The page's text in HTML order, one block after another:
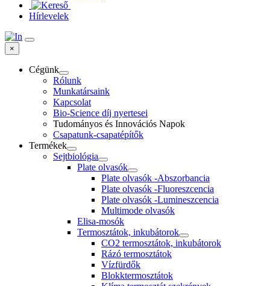
Hírlevelek
×
Cégünk
Rólunk
Munkatársaink
Kapcsolat
Bio-Science díj nyertesei
Tudományos és Innovációs Napok
Csapatunk-csapatépítők
Termékek
Sejtbiológia
Plate olvasók
Plate olvasók -Abszorbancia
Plate olvasók -Fluoreszcencia
Plate olvasók -Lumineszcencia
Multimode olvasók
Elisa-mosók
Termosztátok, inkubátorok
CO2 termosztátok, inkubátorok
Rázó termosztátok
Vízfürdők
Blokktermosztátok